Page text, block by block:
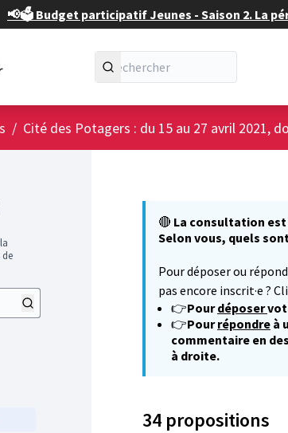
📢🗳️ Budget participatif Jeunes - Saison 2. La
/ Cité des Potagers : du 15 au 27 avril 2021,
🔴 La consultation
Selon vous, quels
Pour déposer ou
pas encore inscrit·e ?
👉Pourdéposer
👉Pourrépondre à
commentaire en
à droite.
34 propositions